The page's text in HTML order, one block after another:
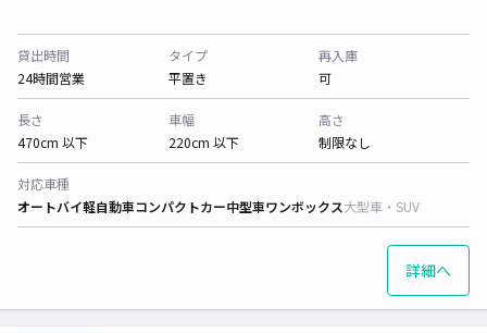
貸出時間
24時間営業
タイプ
平置き
再入庫
可
長さ
470cm 以下
車幅
220cm 以下
高さ
制限なし
対応車種
オートバイ軽自動車コンパクトカー中型車ワンボックス大型車・SUV
詳細へ